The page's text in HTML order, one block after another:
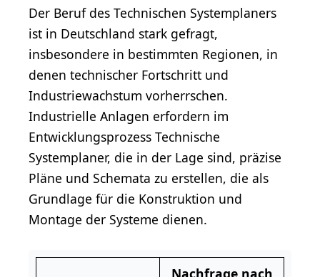
Der Beruf des Technischen Systemplaners
ist in Deutschland stark gefragt,
insbesondere in bestimmten Regionen, in
denen technischer Fortschritt und
Industriewachstum vorherrschen.
Industrielle Anlagen erfordern im
Entwicklungsprozess Technische
Systemplaner, die in der Lage sind, präzise
Pläne und Schemata zu erstellen, die als
Grundlage für die Konstruktion und
Montage der Systeme dienen.
Nachfrage nach